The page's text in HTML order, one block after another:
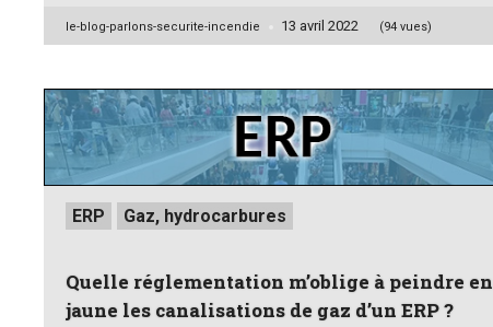
Posted
le-blog-parlons-securite-incendie 13 avril 2022 (94 vues)
Posted
inERP Gaz, hydrocarbures
Quelle réglementation m’oblige à peindre en
jaune les canalisations de gaz d’un ERP ?